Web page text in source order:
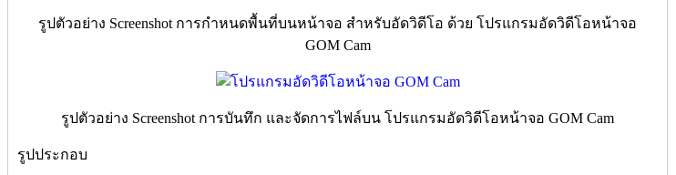
รูปตัวอย่าง Screenshot การกำหนดพื้นที่บนหน้าจอ สำหรับอัดวิดีโอ ด้วย โปรแกรมอัดวิดีโอหน้าจอ
GOM Cam
รูปตัวอย่าง Screenshot การบันทึก และจัดการไฟล์บน โปรแกรมอัดวิดีโอหน้าจอ GOM Cam
รูปประกอบ